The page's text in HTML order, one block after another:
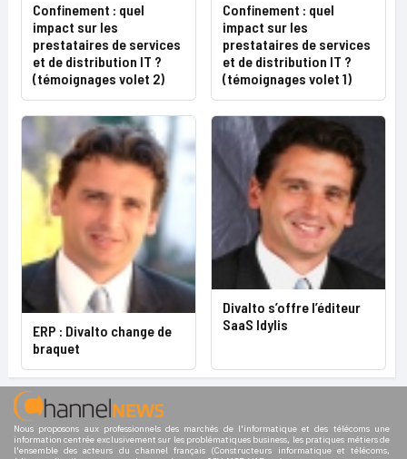
Confinement : quel
impact sur les
prestataires de services
et de distribution IT ?
(témoignages volet 2)
Confinement : quel
impact sur les
prestataires de services
et de distribution IT ?
(témoignages volet 1)
ERP : Divalto change de
braquet
Divalto s’offre l’éditeur
SaaS Idylis
Nous proposons aux professionnels des marchés de l'informatique et des télécoms une
information centrée exclusivement sur les problématiques business, les pratiques métiers de
l'ensemble des acteurs du channel français (Constructeurs informatique et télécoms,